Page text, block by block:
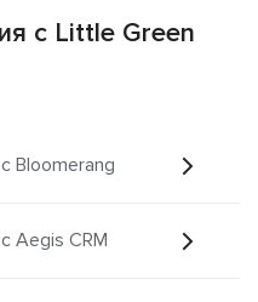
с Little Green
Bloomerang
Aegis CRM